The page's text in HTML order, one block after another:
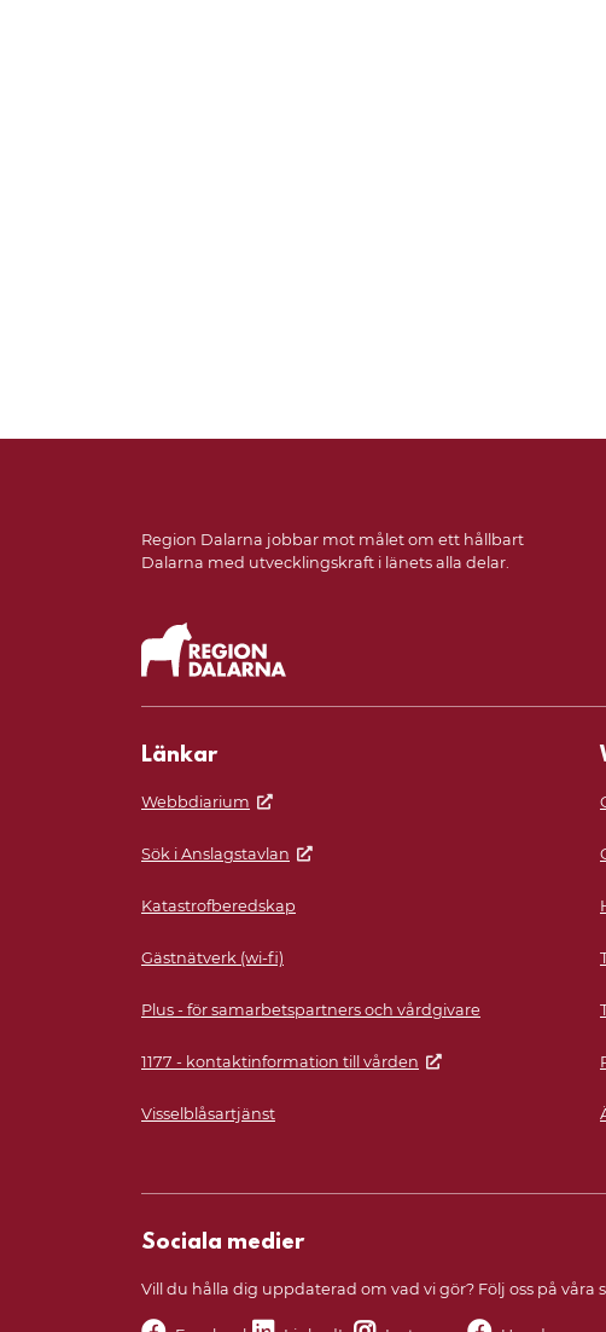
Region Dalarna jobbar mot målet om ett hållbart
Dalarna med utvecklingskraft i länets alla delar.
Länkar
Webbdiarium
Sök i Anslagstavlan
Katastrofberedskap
Gästnätverk (wi-fi)
Plus - för samarbetspartners och vårdgivare
1177 - kontaktinformation till vården
Visselblåsartjänst
Sociala medier
Vill du hålla dig uppdaterad om vad vi gör? Följ oss på våra